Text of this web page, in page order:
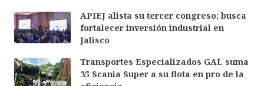
APIEJ alista su tercer congreso; busca
fortalecer inversión industrial en
Jalisco
Transportes Especializados GAL suma
35 Scania Super a su flota en pro de la